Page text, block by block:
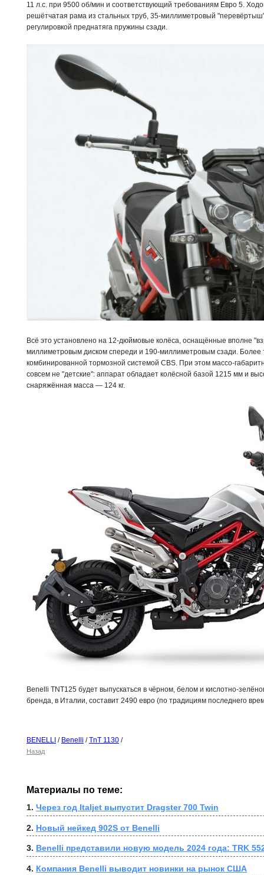
11 л.с. при 9500 об/мин и соответствующий требованиям Евро 5.
решётчатая рама из стальных труб, 35-миллиметровый
регулировкой преднатяга пружины сзади.
Всё это установлено на 12-дюймовые колёса, оснащённые вполне
миллиметровым диском спереди и 190-миллиметровым сзади. Более
комбинированной тормозной системой CBS. При этом массо-
совсем не "детские": аппарат обладает колёсной базой 1215 мм и
снаряжённая масса — 124 кг.
Benelli TNT125 будет выпускаться в чёрном, белом и кислотно-
бренда, в Италии, составит 2490 евро (по традициям последнего
BENELLI / Benelli /TnT 1130 /
Назад
Материалы по теме:
1. Через год Italjet выпустит Dragster 700 Twin
2. Новый нейкед 902S от Benelli
3. Benelli представили новую модель 2024 года: TRK
4. Компания Benelli выводит новинки на рынок США